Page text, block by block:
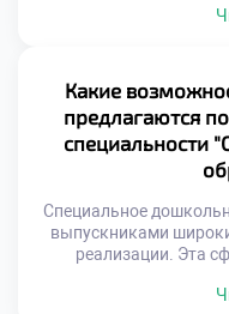
ребенка. Формируется
запускает
Теоретические
умения.
Какие
предлагаются
специальности
Специальное
выпускниками
реализации. Эта
постоянно. Диплом